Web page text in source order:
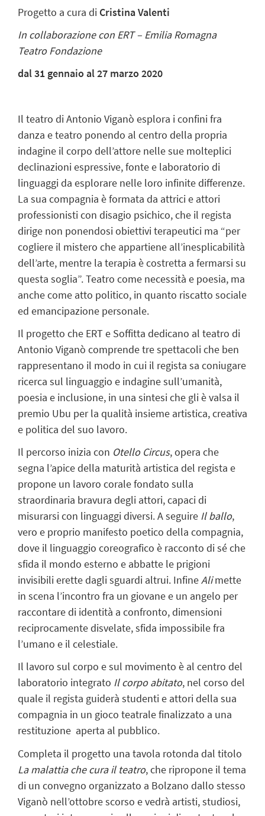
Progetto a cura di Cristina Valenti
In collaborazione con ERT – Emilia Romagna
Teatro Fondazione
dal 31 gennaio al 27 marzo 2020
Il teatro di Antonio Viganò esplora i confini fra
danza e teatro ponendo al centro della propria
indagine il corpo dell’attore nelle sue molteplici
declinazioni espressive, fonte e laboratorio di
linguaggi da esplorare nelle loro infinite differenze.
La sua compagnia è formata da attrici e attori
professionisti con disagio psichico, che il regista
dirige non ponendosi obiettivi terapeutici ma “per
cogliere il mistero che appartiene all’inesplicabilità
dell’arte, mentre la terapia è costretta a fermarsi su
questa soglia”. Teatro come necessità e poesia, ma
anche come atto politico, in quanto riscatto sociale
ed emancipazione personale.
Il progetto che ERT e Soffitta dedicano al teatro di
Antonio Viganò comprende tre spettacoli che ben
rappresentano il modo in cui il regista sa coniugare
ricerca sul linguaggio e indagine sull’umanità,
poesia e inclusione, in una sintesi che gli è valsa il
premio Ubu per la qualità insieme artistica, creativa
e politica del suo lavoro.
Il percorso inizia con Otello Circus, opera che
segna l’apice della maturità artistica del regista e
propone un lavoro corale fondato sulla
straordinaria bravura degli attori, capaci di
misurarsi con linguaggi diversi. A seguire Il ballo,
vero e proprio manifesto poetico della compagnia,
dove il linguaggio coreografico è racconto di sé che
sfida il mondo esterno e abbatte le prigioni
invisibili erette dagli sguardi altrui. InfineAlimette
in scena l’incontro fra un giovane e un angelo per
raccontare di identità a confronto, dimensioni
reciprocamente disvelate, sfida impossibile fra
l’umano e il celestiale.
Il lavoro sul corpo e sul movimento è al centro del
laboratorio integrato Il corpo abitato, nel corso del
quale il regista guiderà studenti e attori della sua
compagnia in un gioco teatrale finalizzato a una
restituzione aperta al pubblico.
Completa il progetto una tavola rotonda dal titolo
La malattia che cura il teatro, che ripropone il tema
di un convegno organizzato a Bolzano dallo stesso
Viganò nell’ottobre scorso e vedrà artisti, studiosi,